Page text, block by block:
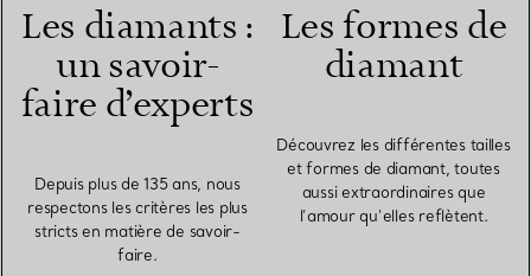
Les diamants :
un savoir-
faire d’experts
Depuis plus de 135 ans, nous
respectons les critères les plus
stricts en matière de savoir-
faire.
Les formes de
diamant
Découvrez les différentes tailles
et formes de diamant, toutes
aussi extraordinaires que
l’amour qu’elles reflètent.